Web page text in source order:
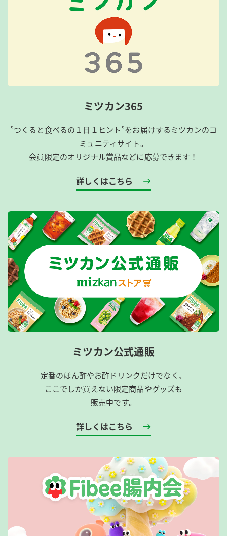
ミツカン365
”つくると食べるの１日１ヒント”をお届けするミツカンのコ
ミュニティサイト。
会員限定のオリジナル賞品などに応募できます！
詳しくはこちら
ミツカン公式通販
定番のぽん酢やお酢ドリンクだけでなく、
ここでしか買えない限定商品やグッズも
販売中です。
詳しくはこちら